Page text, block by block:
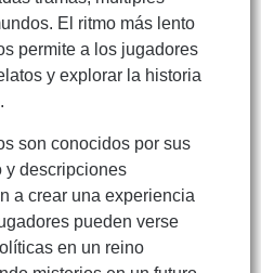
El ritmo más lento
permite a los jugadores
y explorar la historia
son conocidos por sus
y descripciones
a crear una experiencia
pueden verse
en un reino